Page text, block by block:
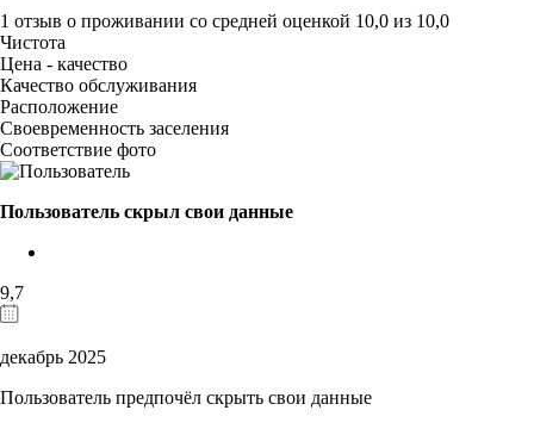
1 отзыв о проживании со средней оценкой 10,0 из 10,0
Чистота
Цена - качество
Качество обслуживания
Расположение
Своевременность заселения
Соответствие фото
Пользователь скрыл свои данные
9,7
декабрь 2025
Пользователь предпочёл скрыть свои данные